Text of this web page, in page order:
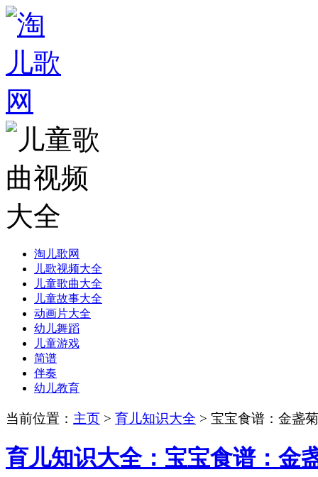
淘儿歌网
儿歌视频大全
儿童歌曲大全
儿童故事大全
动画片大全
幼儿舞蹈
儿童游戏
简谱
伴奏
幼儿教育
当前位置： 主页 > 育儿知识大全 > 宝宝食谱：金盏
育儿知识大全：宝宝食谱：金